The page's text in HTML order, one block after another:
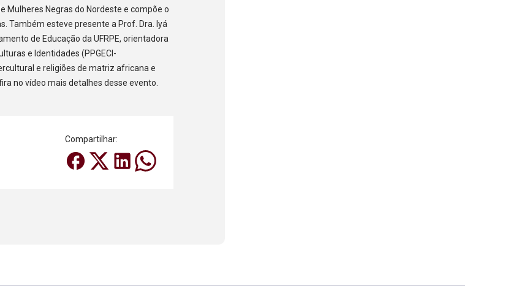
Mulheres Negras do Nordeste e compõe o
Também esteve presente a Prof. Dra. Iyá
de Educação da UFRPE, orientadora
e Identidades (PPGECI-
e religiões de matriz africana e
no vídeo mais detalhes desse evento.
Compartilhar: